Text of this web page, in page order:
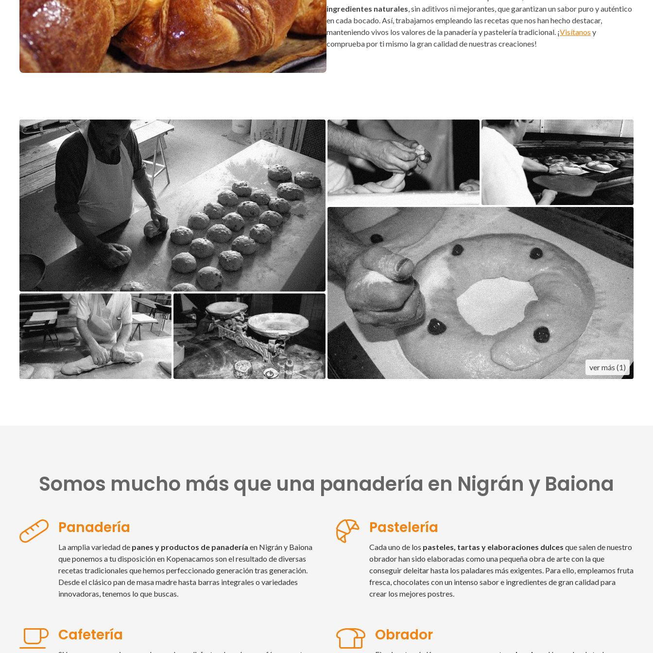
Baiona y Nigrán de toda la vida
Sabor artesanal en cada bocado
En Kopenacamos nos hemos convertido en la panadería de referenciaen la comarca,
siendo un negocio que ha pasado de generación en generación, preservando una filosofía de
trabajo donde la calidad y la tradición se combinan para crear exquisitas elaboraciones.
Cada día salen de nuestros obradores diferentes productos, elaborados solamente con
ingredientes naturales , sin aditivos ni mejorantes, que garantizan un sabor puro y auténtico
en cada bocado. Así, trabajamos empleando las recetas que nos han hecho destacar,
manteniendo vivos los valores de la panadería y pastelería tradicional. ¡Visítanosy
comprueba por ti mismo la gran calidad de nuestras creaciones!
ver más (1)